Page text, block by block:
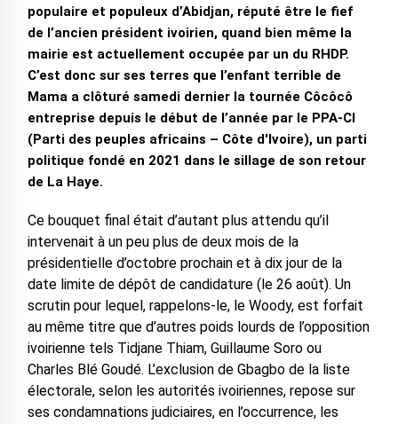
populaire et populeux d’Abidjan, réputé être le fief
de l’ancien président ivoirien, quand bien même la
mairie est actuellement occupée par un du RHDP.
C’est donc sur ses terres que l’enfant terrible de
Mama a clôturé samedi dernier la tournée Côcôcô
entreprise depuis le début de l’année par le PPA-CI
(Parti des peuples africains – Côte d'Ivoire), un parti
politique fondé en 2021 dans le sillage de son retour
de La Haye.
Ce bouquet final était d’autant plus attendu qu’il
intervenait à un peu plus de deux mois de la
présidentielle d’octobre prochain et à dix jour de la
date limite de dépôt de candidature (le 26 août). Un
scrutin pour lequel, rappelons-le, le Woody, est forfait
au même titre que d’autres poids lourds de l’opposition
ivoirienne tels Tidjane Thiam, Guillaume Soro ou
Charles Blé Goudé. L’exclusion de Gbagbo de la liste
électorale, selon les autorités ivoiriennes, repose sur
ses condamnations judiciaires, en l’occurrence, les